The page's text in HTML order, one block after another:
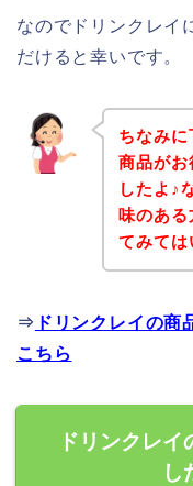
なのでドリンクレイ
だけると幸いです。
ちなみ
商品がお
したよ♪
味のある
てみては
⇒ ドリンクレイの商
こちら
ドリンクレ
し